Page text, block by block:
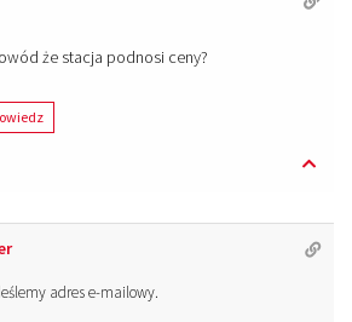
że stacja podnosi ceny?
adres e-mailowy.